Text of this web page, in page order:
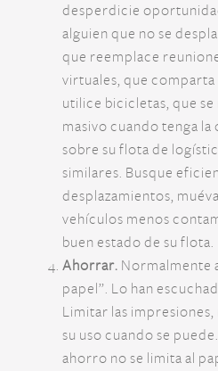
desperdicie
alguien que no se
que reemplace
virtuales, que comparta
utilice bicicletas, que
masivo cuando tenga
sobre su flota de
similares. Busque
desplazamientos,
vehículos menos
buen estado de su flota.
Ahorrar. Normalmente
papel”. Lo han
Limitar las
su uso cuando se
ahorro no se limita al